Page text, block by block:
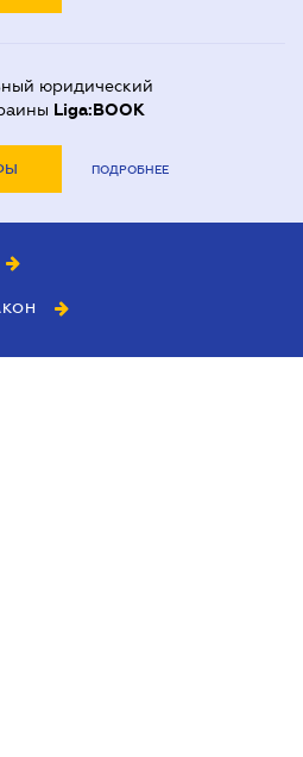
юридический
Liga:BOOK
ПОДРОБНЕЕ